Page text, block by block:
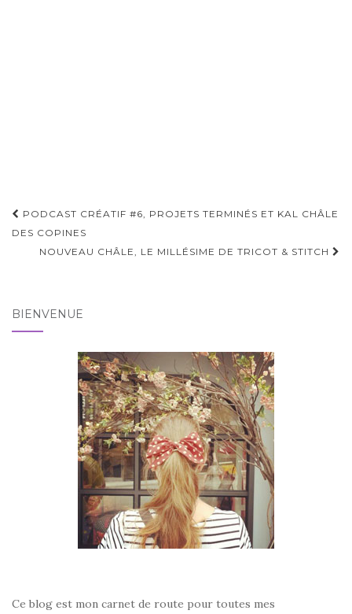
Pagination
d'article
PODCAST CRÉATIF #6, PROJETS TERMINÉS ET KAL CHÂLE
DES COPINES
NOUVEAU CHÂLE, LE MILLÉSIME DE TRICOT & STITCH
BIENVENUE
Ce blog est mon carnet de route pour toutes mes